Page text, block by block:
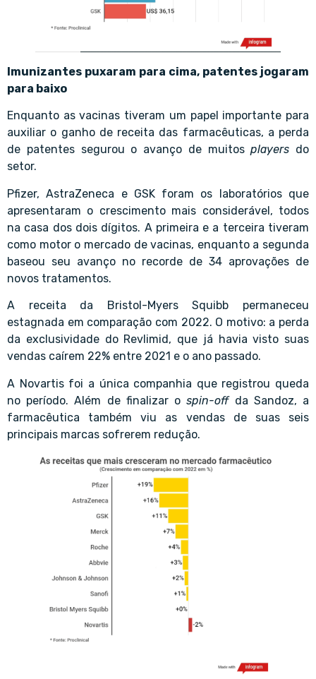
Imunizantes puxaram para cima, patentes jogaram
para baixo
Enquanto as vacinas tiveram um papel importante para
auxiliar o ganho de receita das farmacêuticas, a perda
de patentes segurou o avanço de muitosplayers do
setor.
Pfizer, AstraZeneca e GSK foram os laboratórios que
apresentaram o crescimento mais considerável, todos
na casa dos dois dígitos. A primeira e a terceira tiveram
como motor o mercado de vacinas, enquanto a segunda
baseou seu avanço no recorde de 34 aprovações de
novos tratamentos.
A receita da Bristol-Myers Squibb permaneceu
estagnada em comparação com 2022. O motivo: a perda
da exclusividade do Revlimid, que já havia visto suas
vendas caírem 22% entre 2021 e o ano passado.
A Novartis foi a única companhia que registrou queda
no período. Além de finalizar ospin-off da Sandoz, a
farmacêutica também viu as vendas de suas seis
principais marcas sofrerem redução.